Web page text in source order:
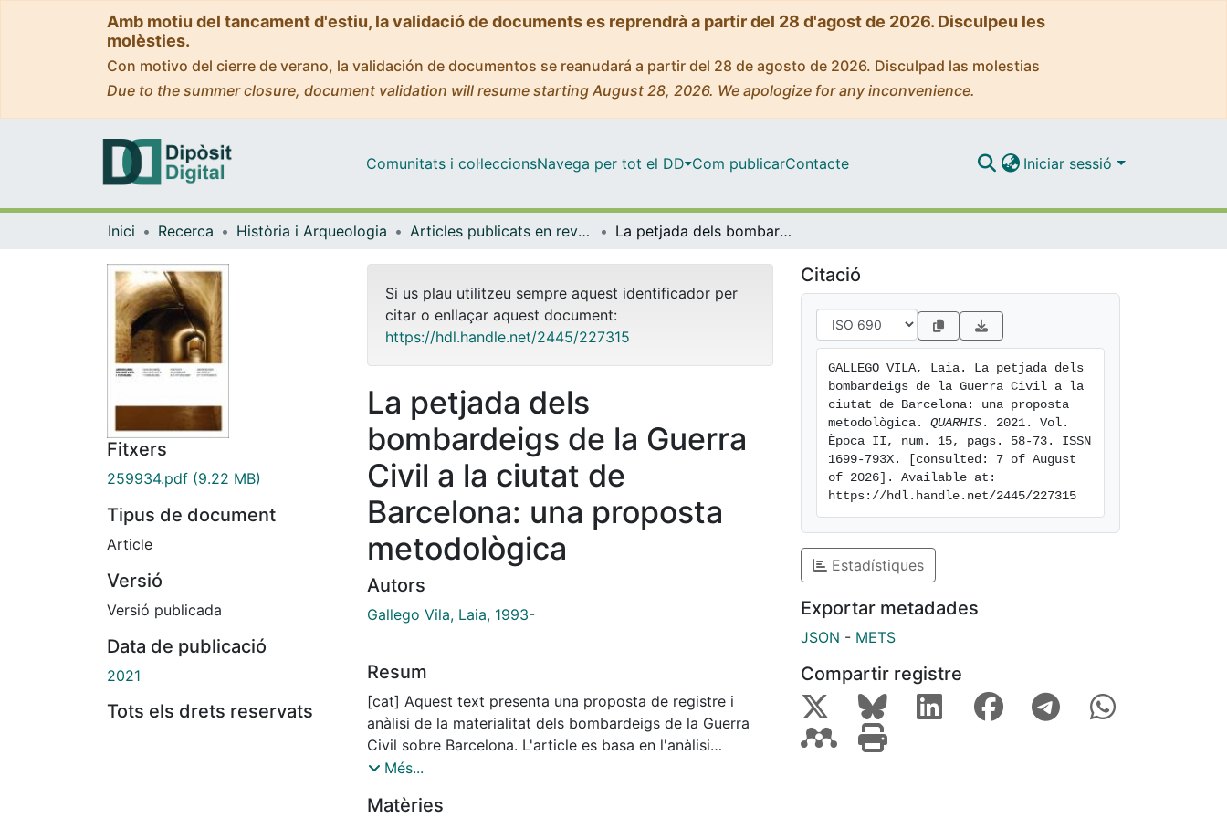
Amb motiu del tancament d'estiu, la validació de documents es reprendrà a partir del 28 d'agost de 2026. Disculpeu les
molèsties.
Con motivo del cierre de verano, la validación de documentos se reanudará a partir del 28 de agosto de 2026. Disculpad las molestias
Due to the summer closure, document validation will resume starting August 28, 2026. We apologize for any inconvenience.
Comunitats i col·leccionsNavega per tot el DD Com publicarContacte Iniciar sessió
Inici Recerca Història i Arqueologia Articles publicats en revistes (Història i Arqueologia) La petjada dels bombardeigs de la Guerra Civil a la ciutat de Barcelona: una proposta metodològica
Fitxers
259934.pdf (9.22 MB)
Tipus de document
Article
Versió
Versió publicada
Data de publicació
2021
Tots els drets reservats
Si us plau utilitzeu sempre aquest identificador per
citar o enllaçar aquest document:
https://hdl.handle.net/2445/227315
La petjada dels
bombardeigs de la Guerra
Civil a la ciutat de
Barcelona: una proposta
metodològica
Autors
Gallego Vila, Laia, 1993-
Resum
[cat] Aquest text presenta una proposta de registre i
anàlisi de la materialitat dels bombardeigs de la Guerra
Civil sobre Barcelona. L'article es basa en l'anàlisi
arqueològic de la plaça de Sant Felip Neri, indret icònic de
per l'aviació feixista. Es tracta la historiografia dels
Més...
Matèries
Citació
GALLEGO VILA, Laia. La petjada dels
bombardeigs de la Guerra Civil a la
ciutat de Barcelona: una proposta
metodològica. QUARHIS . 2021. Vol.
Època II, num. 15, pags. 58-73. ISSN
1699-793X. [consulted: 7 of August
of 2026]. Available at:
https://hdl.handle.net/2445/227315
Estadístiques
Exportar metadades
JSON - METS
Compartir registre